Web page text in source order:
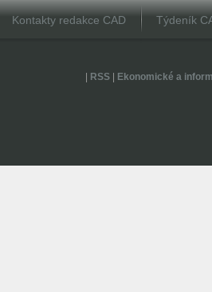
Kontakty redakce CAD Týdeník
RSS| Ekonomické a